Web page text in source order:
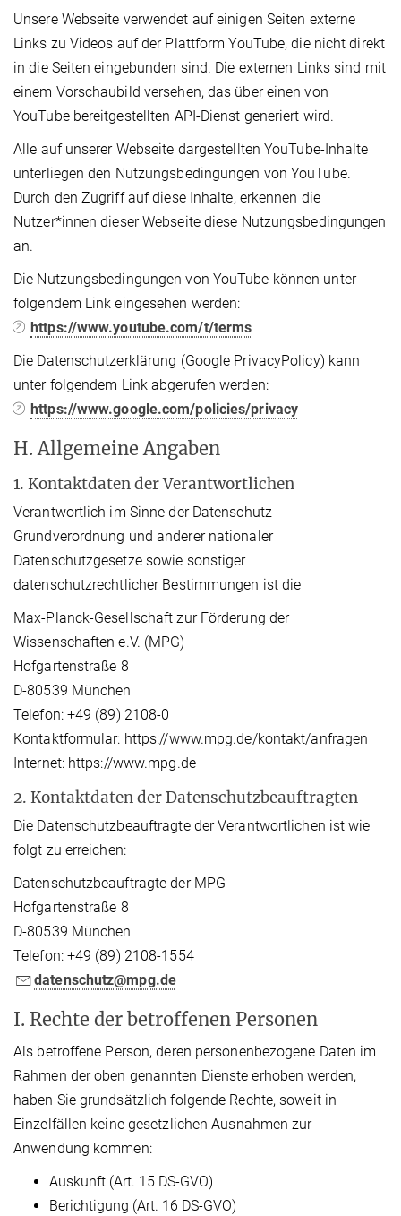
Unsere Webseite verwendet auf einigen Seiten externe
Links zu Videos auf der Plattform YouTube, die nicht direkt
in die Seiten eingebunden sind. Die externen Links sind mit
einem Vorschaubild versehen, das über einen von
YouTube bereitgestellten API-Dienst generiert wird.
Alle auf unserer Webseite dargestellten YouTube-Inhalte
unterliegen den Nutzungsbedingungen von YouTube.
Durch den Zugriff auf diese Inhalte, erkennen die
Nutzer*innen dieser Webseite diese Nutzungsbedingungen
an.
Die Nutzungsbedingungen von YouTube können unter
folgendem Link eingesehen werden:
https://www.youtube.com/t/terms
Die Datenschutzerklärung (Google PrivacyPolicy) kann
unter folgendem Link abgerufen werden:
https://www.google.com/policies/privacy
H. Allgemeine Angaben
1. Kontaktdaten der Verantwortlichen
Verantwortlich im Sinne der Datenschutz-
Grundverordnung und anderer nationaler
Datenschutzgesetze sowie sonstiger
datenschutzrechtlicher Bestimmungen ist die
Max-Planck-Gesellschaft zur Förderung der
Wissenschaften e.V. (MPG)
Hofgartenstraße 8
D-80539 München
Telefon: +49 (89) 2108-0
Kontaktformular: https://www.mpg.de/kontakt/anfragen
Internet: https://www.mpg.de
2. Kontaktdaten der Datenschutzbeauftragten
Die Datenschutzbeauftragte der Verantwortlichen ist wie
folgt zu erreichen:
Datenschutzbeauftragte der MPG
Hofgartenstraße 8
D-80539 München
Telefon: +49 (89) 2108-1554
datenschutz@mpg.de
I. Rechte der betroffenen Personen
Als betroffene Person, deren personenbezogene Daten im
Rahmen der oben genannten Dienste erhoben werden,
haben Sie grundsätzlich folgende Rechte, soweit in
Einzelfällen keine gesetzlichen Ausnahmen zur
Anwendung kommen:
Auskunft (Art. 15 DS-GVO)
Berichtigung (Art. 16 DS-GVO)